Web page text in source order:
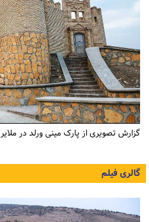
گزارش تصویری از پارک مینی ورلد در ملایر
گالری فیلم